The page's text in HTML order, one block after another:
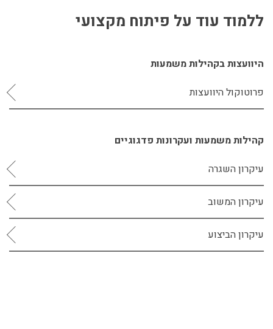
ללמוד עוד על פיתוח מקצועי
היוועצות בקהילות משמעות
פרוטוקול היוועצות
קהילות משמעות ועקרונות פדגוגיים
עיקרון השגרה
עיקרון המשוב
עיקרון הביצוע